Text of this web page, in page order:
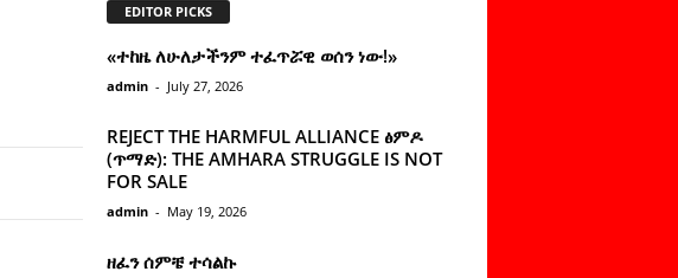
EDITOR PICKS
«ተከዜ ለሁለታችንም ተፈጥሯዊ ወሰን ነው!»
admin - July 27, 2026
REJECT THE HARMFUL ALLIANCE ፅምዶ
(ጥማድ): THE AMHARA STRUGGLE IS NOT
FOR SALE
admin - May 19, 2026
ዘፈን ሰምቼ ተሳልኩ